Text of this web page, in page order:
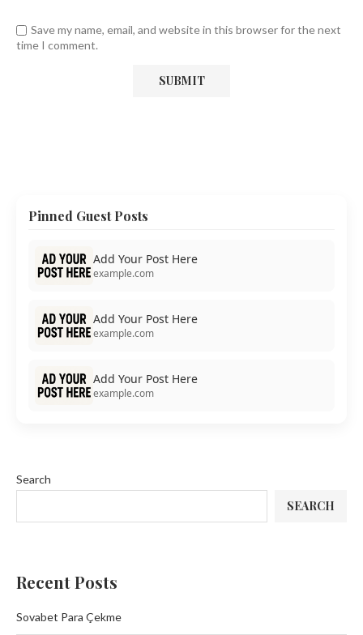
Save my name, email, and website in this browser for the next
time I comment.
Pinned Guest Posts
Add Your Post Here
example.com
Add Your Post Here
example.com
Add Your Post Here
example.com
Search
SEARCH
Recent Posts
Sovabet Para Çekme